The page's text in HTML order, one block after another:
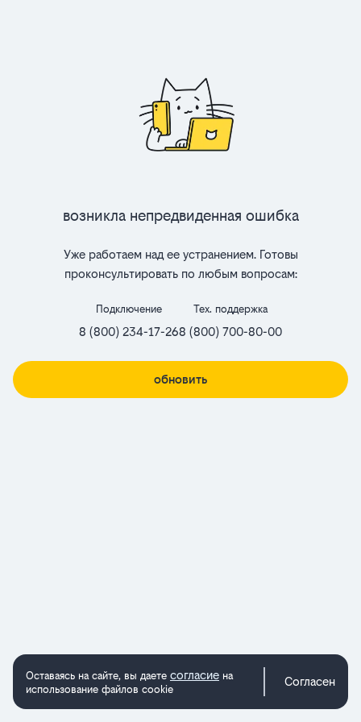
Возникла непредвиденная ошибка
Уже работаем над ее устранением. Готовы
проконсультировать по любым вопросам:
Подключение
8 (800) 234-17-26
Тех. поддержка
8 (800) 700-80-00
обновить
Оставаясь на сайте, вы даете согласие на
использование файлов cookie
Согласен